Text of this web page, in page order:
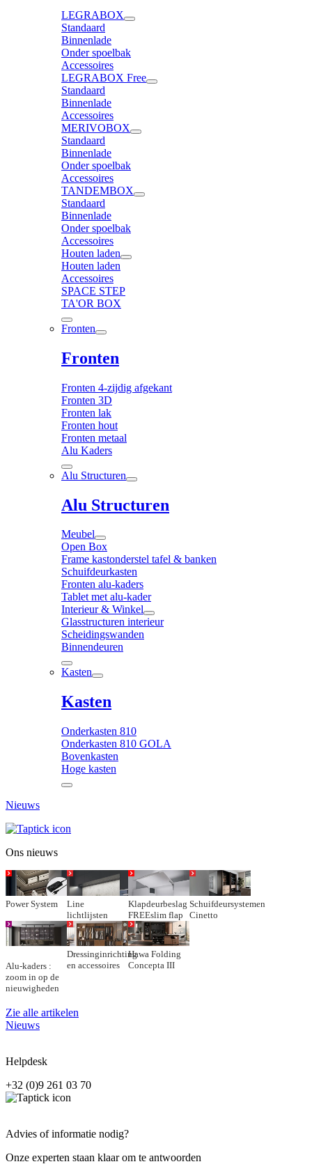
LEGRABOX
Standaard
Binnenlade
Onder spoelbak
Accessoires
LEGRABOX Free
Standaard
Binnenlade
Accessoires
MERIVOBOX
Standaard
Binnenlade
Onder spoelbak
Accessoires
TANDEMBOX
Standaard
Binnenlade
Onder spoelbak
Accessoires
Houten laden
Houten laden
Accessoires
SPACE STEP
TA'OR BOX
Fronten
Fronten
Fronten 4-zijdig afgekant
Fronten 3D
Fronten lak
Fronten hout
Fronten metaal
Alu Kaders
Alu Structuren
Alu Structuren
Meubel
Open Box
Frame kastonderstel tafel & banken
Schuifdeurkasten
Fronten alu-kaders
Tablet met alu-kader
Interieur & Winkel
Glasstructuren interieur
Scheidingswanden
Binnendeuren
Kasten
Kasten
Onderkasten 810
Onderkasten 810 GOLA
Bovenkasten
Hoge kasten
Nieuws
Ons nieuws
Power System
Line
lichtlijsten
Klapdeurbeslag
FREEslim flap
Schuifdeursystemen
Cinetto
Alu-kaders :
zoom in op de
nieuwigheden
Dressinginrichting
en accessoires
Hawa Folding
Concepta III
Zie alle artikelen
Nieuws
Helpdesk
+32 (0)9 261 03 70
Advies of informatie nodig?
Onze experten staan klaar om te antwoorden